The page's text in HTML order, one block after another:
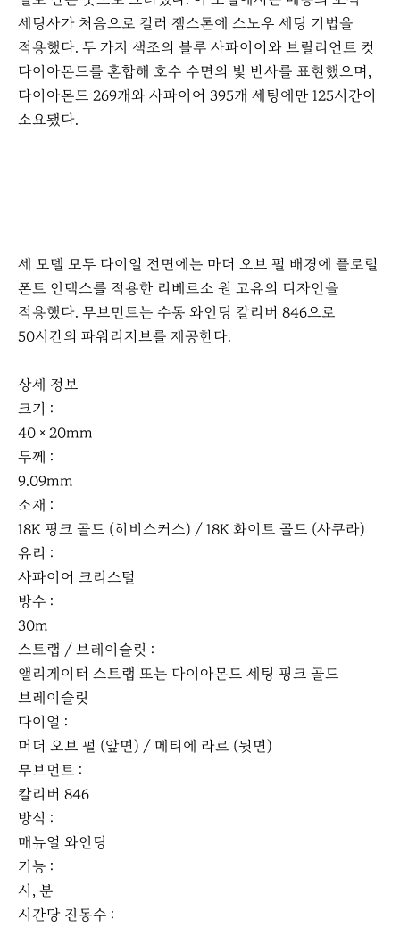
세팅사가 처음으로 컬러 젬스톤에 스노우 세팅 기법을
적용했다. 두 가지 색조의 블루 사파이어와 브릴리언트 컷
다이아몬드를 혼합해 호수 수면의 빛 반사를 표현했으며,
다이아몬드 269개와 사파이어 395개 세팅에만 125시간이
소요됐다.
세 모델 모두 다이얼 전면에는 마더 오브 펄 배경에 플로럴
폰트 인덱스를 적용한 리베르소 원 고유의 디자인을
적용했다. 무브먼트는 수동 와인딩 칼리버 846으로
50시간의 파워리저브를 제공한다.
상세 정보
크기 :
40 × 20mm
두께 :
9.09mm
소재 :
18K 핑크 골드 (히비스커스) / 18K 화이트 골드 (사쿠라)
유리 :
사파이어 크리스털
방수 :
30m
스트랩 / 브레이슬릿 :
앨리게이터 스트랩 또는 다이아몬드 세팅 핑크 골드
브레이슬릿
다이얼 :
머더 오브 펄 (앞면) / 메티에 라르 (뒷면)
무브먼트 :
칼리버 846
방식 :
매뉴얼 와인딩
기능 :
시, 분
시간당 진동수 :